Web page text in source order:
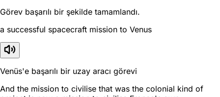
Görev başarılı bir şekilde tamamlandı.
a successful spacecraft mission to Venus
Venüs'e başarılı bir uzay aracı görevi
And the mission to civilise that was the colonial kind of